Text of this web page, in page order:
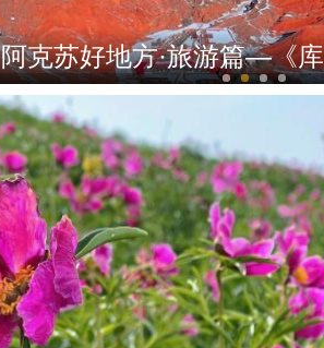
阿克苏好地方·旅游篇—《